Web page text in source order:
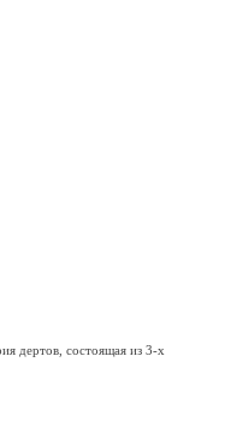
дертов, состоящая из 3-х